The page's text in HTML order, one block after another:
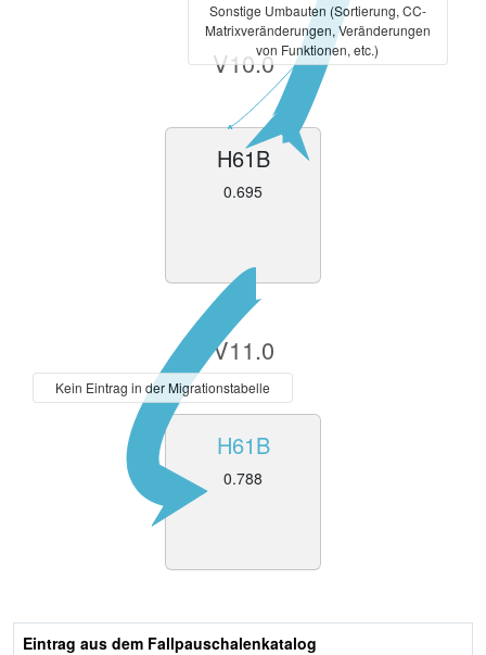
V10.0
H61B
0.695
V11.0
H61B
0.788
Sonstige Umbauten (Sortierung, CC-
Matrixveränderungen, Veränderungen
von Funktionen, etc.)
Kein Eintrag in der Migrationstabelle
Eintrag aus dem Fallpauschalenkatalog